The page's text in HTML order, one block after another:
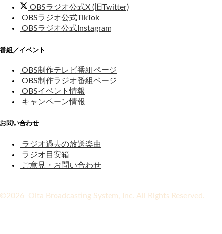
OBSラジオ公式X (旧Twitter)
OBSラジオ公式TikTok
OBSラジオ公式Instagram
番組／イベント
OBS制作テレビ番組ページ
OBS制作ラジオ番組ページ
OBSイベント情報
キャンペーン情報
お問い合わせ
ラジオ過去の放送楽曲
ラジオ目安箱
ご意見・お問い合わせ
©2026 Oita Broadcasting System, Inc. All Rights Reserved.